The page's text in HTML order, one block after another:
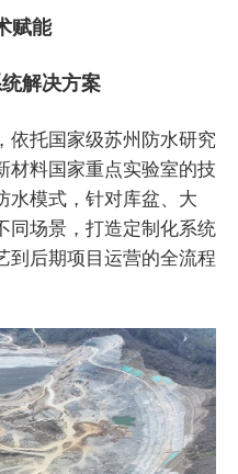
赋能
解决方案
依托国家级苏州防水研究
材料国家重点实验室的技
水模式，针对库盆、大
同场景，打造定制化系统
到后期项目运营的全流程